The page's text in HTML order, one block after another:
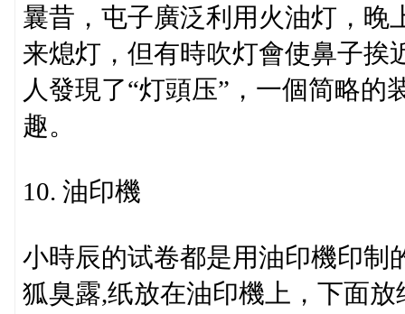
曩昔，屯子廣泛利用火油灯，晚
来熄灯，但有時吹灯會使鼻子挨
人發現了“灯頭压”，一個简略
趣。
10. 油印機
小時辰的试卷都是用油印機印制
狐臭露,纸放在油印機上，下面